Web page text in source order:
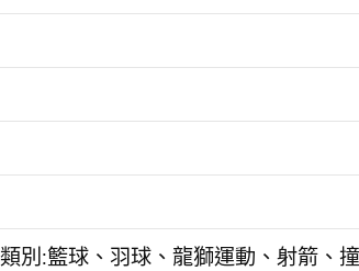
別:籃球、羽球、龍獅運動、射箭、